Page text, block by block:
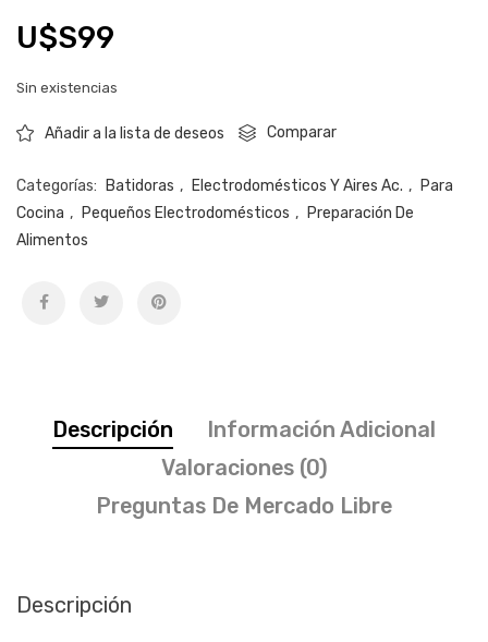
U$S99
Sin existencias
Añadir a la lista de deseos Comparar
Categorías: Batidoras , Electrodomésticos Y Aires Ac. , Para
Cocina , Pequeños Electrodomésticos , Preparación De
Alimentos
Descripción
Información Adicional
Valoraciones (0)
Preguntas De Mercado Libre
Descripción